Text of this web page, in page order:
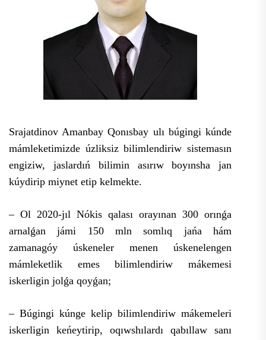
Srajatdinov Amanbay Qonısbay ulı búgingi kúnde
mámleketimizde úzliksiz bilimlendiriw sistemasın
engiziw, jaslardıń bilimin asırıw boyınsha jan
kúydirip miynet etip kelmekte.
– Ol 2020-jıl Nókis qalası orayınan 300 orınǵa
arnalǵan jámi 150 mln somlıq jańa hám
zamanagóy úskeneler menen úskenelengen
mámleketlik emes bilimlendiriw mákemesi
iskerligin jolǵa qoyǵan;
– Búgingi kúnge kelip bilimlendiriw mákemeleri
iskerligin keńeytirip, oqıwshılardı qabıllaw sanı